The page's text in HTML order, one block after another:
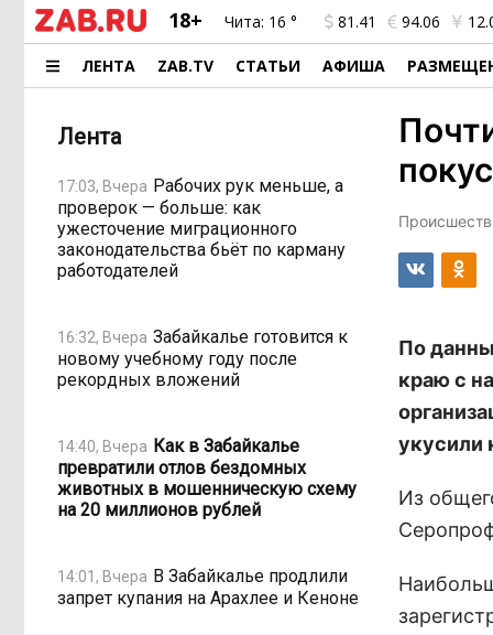
18+ Чита: 16 ° 81.41 94.06
ЛЕНТА ZAB.TV СТАТЬИ АФИША
Лента
17:03, Вчера Рабочих рук меньше, а
проверок — больше: как
ужесточение миграционного
законодательства бьёт по карману
работодателей
16:32, Вчера Забайкалье готовится к
новому учебному году после
рекордных вложений
14:40, Вчера Как в Забайкалье
превратили отлов бездомных
животных в мошенническую схему
на 20 миллионов рублей
14:01, Вчера В Забайкалье продлили
запрет купания на Арахлее и Кеноне
По
краю с
укусили
Из